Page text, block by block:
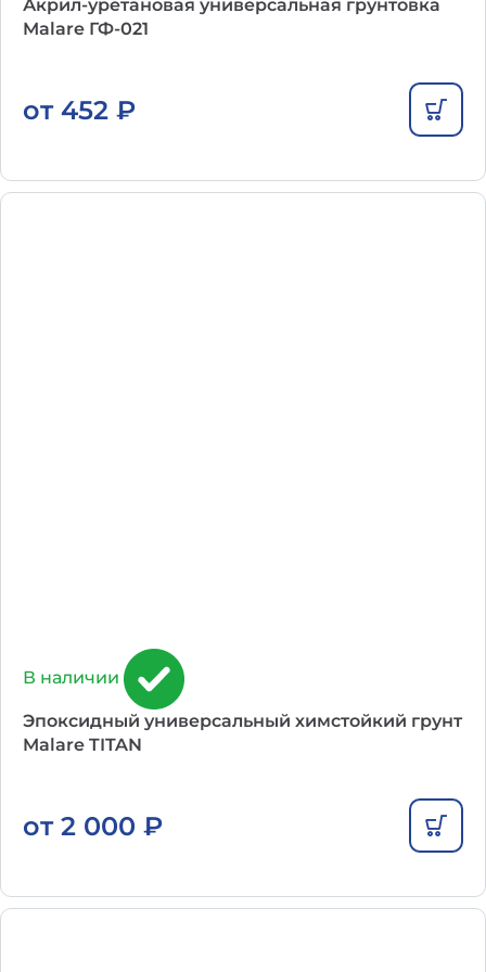
Акрил-уретановая универсальная грунтовка
Malare ГФ-021
от 452 ₽
В наличии
Эпоксидный универсальный химстойкий грунт
Malare TITAN
от 2 000 ₽